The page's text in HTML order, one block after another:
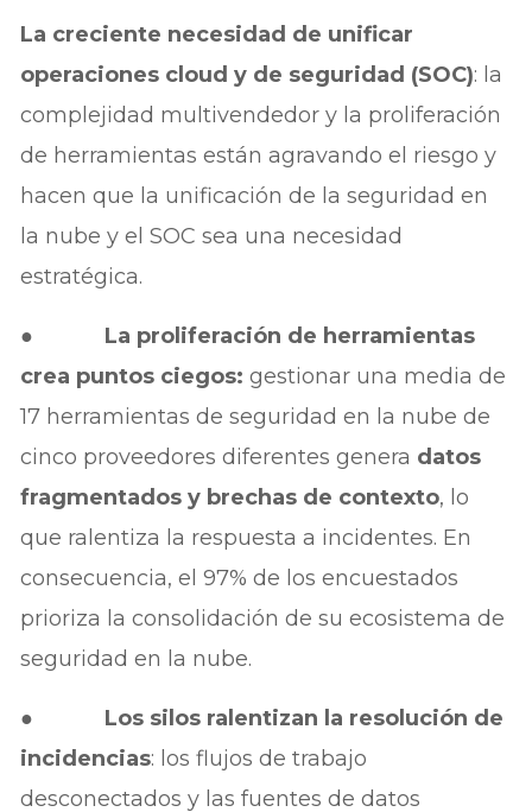
La creciente necesidad de unificar
operaciones cloud y de seguridad (SOC): la
complejidad multivendedor y la proliferación
de herramientas están agravando el riesgo y
hacen que la unificación de la seguridad en
la nube y el SOC sea una necesidad
estratégica.
●
La proliferación de herramientas
crea puntos ciegos: gestionar una media de
17 herramientas de seguridad en la nube de
cinco proveedores diferentes genera datos
fragmentados y brechas de contexto, lo
que ralentiza la respuesta a incidentes. En
consecuencia, el 97% de los encuestados
prioriza la consolidación de su ecosistema de
seguridad en la nube.
● Los silos ralentizan la resolución de
incidencias: los flujos de trabajo
desconectados y las fuentes de datos